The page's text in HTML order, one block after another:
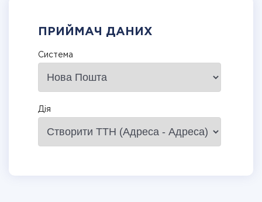
ПРИЙМАЧ ДАНИХ
Система
Дія